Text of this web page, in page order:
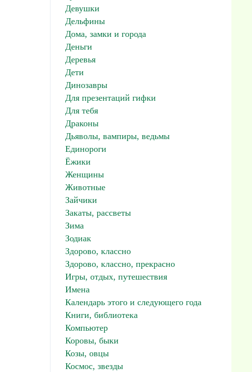
Девушки
Дельфины
Дома, замки и города
Деньги
Деревья
Дети
Динозавры
Для презентаций гифки
Для тебя
Драконы
Дьяволы, вампиры, ведьмы
Единороги
Ёжики
Женщины
Животные
Зайчики
Закаты, рассветы
Зима
Зодиак
Здорово, классно
Здорово, классно, прекрасно
Игры, отдых, путешествия
Имена
Календарь этого и следующего года
Книги, библиотека
Компьютер
Коровы, быки
Козы, овцы
Космос, звезды